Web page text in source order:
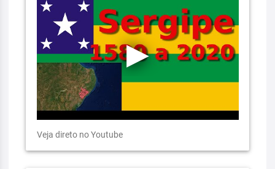
Veja direto no Youtube